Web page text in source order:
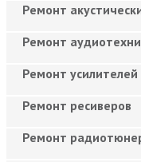
Ремонт
Ремонт
Ремонт усилителей
Ремонт ресиверов
Ремонт